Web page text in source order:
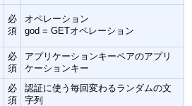
必
須
オペレーション
god = GETオペレーション
必
須
アプリケーションキーペアのアプリ
ケーションキー
必
須
認証に使う毎回変わるランダムの文
字列